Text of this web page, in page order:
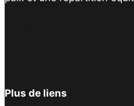
Plus de liens